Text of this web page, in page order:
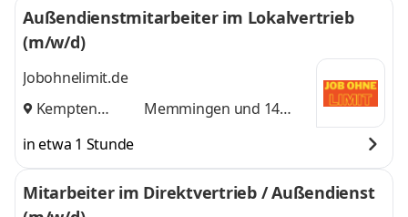
Außendienstmitarbeiter im Lokalvertrieb
(m/w/d)
Jobohnelimit.de
Kempten
Memmingen und 14
in etwa 1 Stunde
Mitarbeiter im Direktvertrieb / Außendienst